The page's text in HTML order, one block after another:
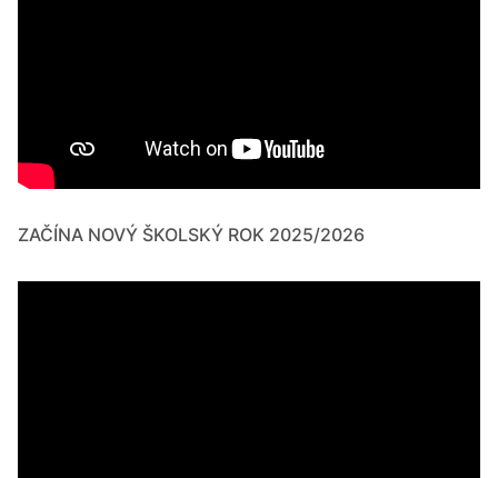
ZAČÍNA NOVÝ ŠKOLSKÝ ROK 2025/2026